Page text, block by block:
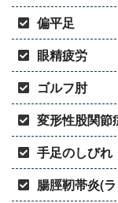
偏平足
眼精疲労
ゴルフ肘
変形性股関節
手足のしびれ
腸脛靭帯炎(